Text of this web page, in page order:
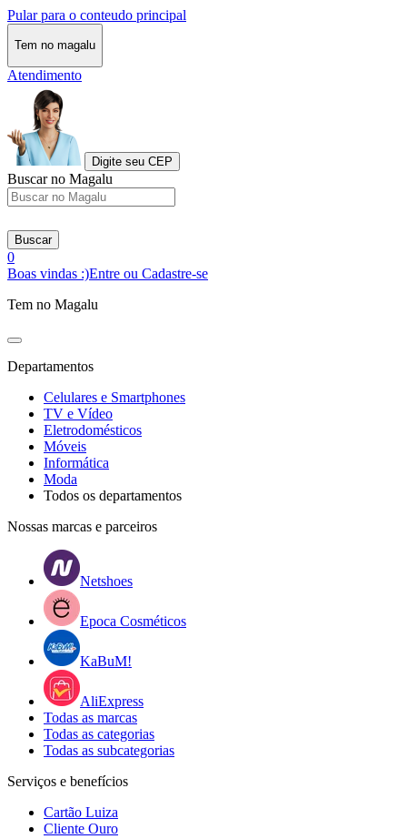
Pular para o conteudo principal
Tem no magalu
Atendimento
Digite seu CEP
Buscar no Magalu
Buscar
0
Boas vindas :)Entre ou Cadastre-se
Tem no Magalu
Departamentos
Celulares e Smartphones
TV e Vídeo
Eletrodomésticos
Móveis
Informática
Moda
Todos os departamentos
Nossas marcas e parceiros
Netshoes
Epoca Cosméticos
KaBuM!
AliExpress
Todas as marcas
Todas as categorias
Todas as subcategorias
Serviços e benefícios
Cartão Luiza
Cliente Ouro